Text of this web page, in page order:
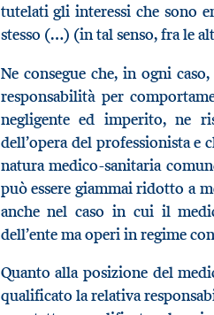
tutelati gli interessi che sono
stesso (…) (in tal senso, fra le
Ne consegue che, in ogni
responsabilità per
negligente ed imperito, ne
dell’opera del professionista e
natura medico-sanitaria
può essere giammai ridotto a
anche nel caso in cui il
dell’ente ma operi in regime
Quanto alla posizione del
qualificato la relativa